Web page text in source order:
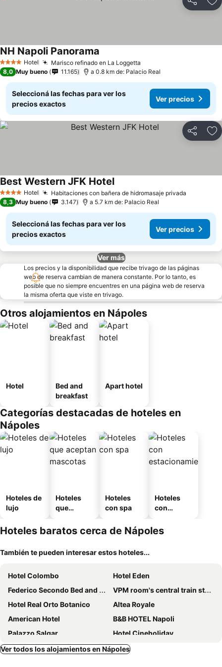
Compartir
4 EstrellasHotel Marisco refinado en La Loggetta
NH Napoli Panorama
8,0 Muy bueno 11.165 a 0.8 km de: Palacio Real
Seleccioná las fechas para ver los
precios exactos
Ver precios
Compartir
4 EstrellasHotel Habitaciones con bañera de hidromasaje privada
Best Western JFK Hotel
8,3 Muy bueno 3.147 a 5.7 km de: Palacio Real
Seleccioná las fechas para ver los
precios exactos
Ver precios
Ver más
Los precios y la disponibilidad que recibe trivago de las páginas
web de reserva cambian de manera constante. Por lo tanto, es
posible que no siempre encuentres en una página web de reserva
la misma oferta que viste en trivago.
Otros alojamientos en Nápoles
Hotel
Bed and
breakfast
Apart hotel
Categorías destacadas de hoteles en
Nápoles
Hoteles de
lujo
Hoteles
que
mascotas
Hoteles
con spa
Hoteles
con
miento
Hoteles baratos cerca de Nápoles
También te pueden interesar estos hoteles...
Hotel Colombo
Hotel Eden
Federico Secondo Bed and Breakfast
VPM room's central train station
Hotel Real Orto Botanico
Altea Royale
American Hotel
B&B HOTEL Napoli
Palazzo Salgar
Hotel Cineholiday
Stelle Hotel The Businest
Buono Hotel
Ver todos los alojamientos en Nápoles